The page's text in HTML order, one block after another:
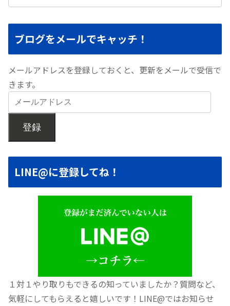
ブログをメールでキャッチ！
メールアドレスを登録しておくと、更新をメールで受信で
きます。
登録
LINE@に登録してね！
１対１やり取りもできるの知っていましたか？質問など、
気軽にしてもらえると嬉しいです！LINE@ではお知らせ